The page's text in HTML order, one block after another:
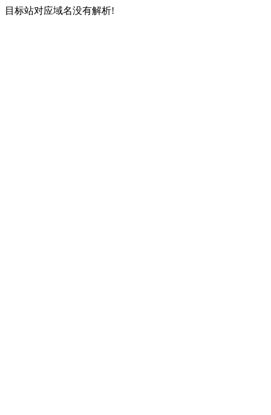
目标站对应域名没有解析!